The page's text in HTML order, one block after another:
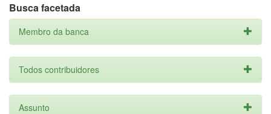
Busca facetada
Membro da banca
Todos contribuidores
Assunto